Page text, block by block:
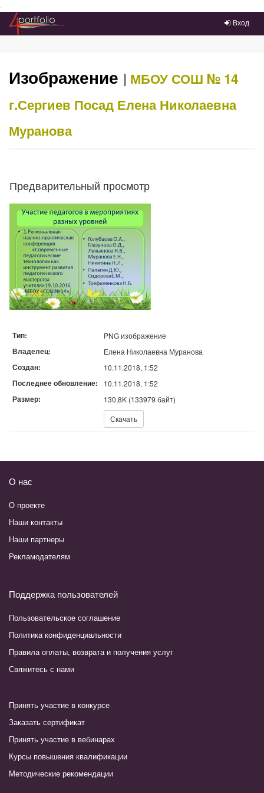
Преейти на главное меню
Вход
Изображение | МБОУ СОШ № 14
г.Сергиев Посад Елена Николаевна
Муранова
Предварительный просмотр
Тип: PNG изображение
Владелец: Елена Николаевна Муранова
Создан: 10.11.2018, 1:52
Последнее обновление: 10.11.2018, 1:52
Размер: 130,8K (133979 байт)
Скачать
О нас
О проекте
Наши контакты
Наши партнеры
Рекламодателям
Поддержка пользователей
Пользовательское соглашение
Политика конфиденциальности
Правила оплаты, возврата и получения услуг
Свяжитесь с нами
Принять участие в конкурсе
Заказать сертификат
Принять участие в вебинарах
Курсы повышения квалификации
Методические рекомендации